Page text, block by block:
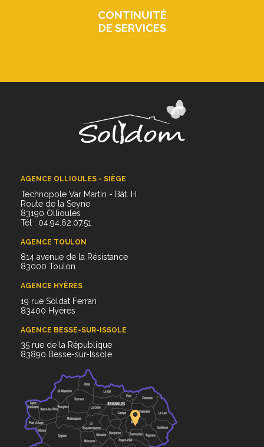
CONTINUITÉ
DE SERVICES
AGENCE OLLIOULES - SIÈGE
Technopole Var Martin - Bât. H
Route de la Seyne
83190 Ollioules
Tél : 04.94.62.07.51
AGENCE TOULON
814 avenue de la Résistance
83000 Toulon
AGENCE HYÈRES
19 rue Soldat Ferrari
83400 Hyères
AGENCE BESSE-SUR-ISSOLE
35 rue de la République
83890 Besse-sur-Issole